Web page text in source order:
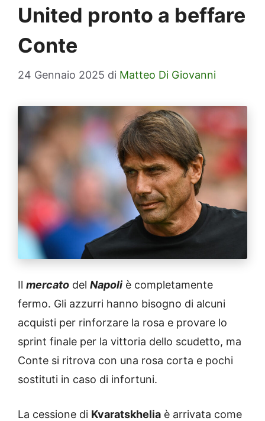
United pronto a beffare
Conte
24 Gennaio 2025 di Matteo Di Giovanni
Il mercato del Napoli è completamente
fermo. Gli azzurri hanno bisogno di alcuni
acquisti per rinforzare la rosa e provare lo
sprint finale per la vittoria dello scudetto, ma
Conte si ritrova con una rosa corta e pochi
sostituti in caso di infortuni.
La cessione di Kvaratskhelia è arrivata come